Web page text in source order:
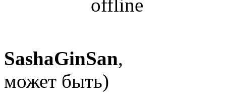
SashaGinSan,
может быть)